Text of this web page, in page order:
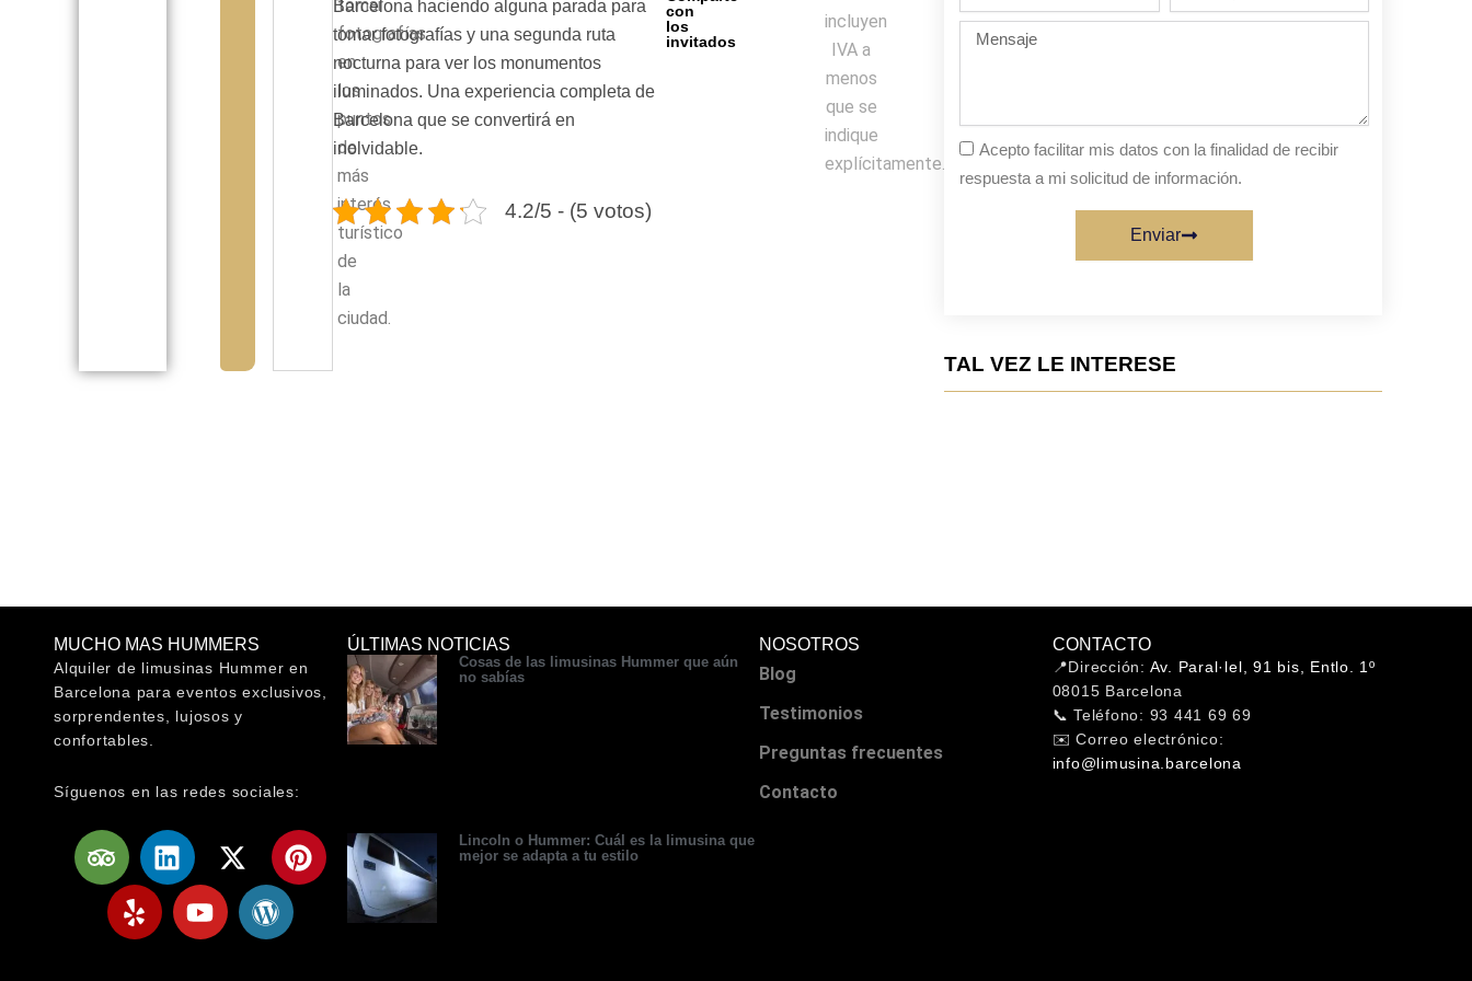
tomar
fotografías
en
los
puntos
de
más
interés
turístico
de
la
ciudad.
Barcelona haciendo alguna parada para
tomar fotografías y una segunda ruta
nocturna para ver los monumentos
iluminados. Una experiencia completa de
Barcelona que se convertirá en
inolvidable.
4.2/5 - (5 votos)
con
los
invitados
incluyen
IVA a
menos
que se
indique
explícitamente.
la
fiesta
personas
Mensaje
Acepto facilitar mis datos con la finalidad de recibir
respuesta a mi solicitud de información.
Enviar
TAL VEZ LE INTERESE
MUCHO MAS HUMMERS
Alquiler de limusinas Hummer en
Barcelona para eventos exclusivos,
sorprendentes, lujosos y
confortables.
Síguenos en las redes sociales:
T
r
p
L
i
n
k
X
-
t
w
P
i
Y
e
l
p
u
t
W
o
r
d
ÚLTIMAS NOTICIAS
Cosas de las limusinas Hummer que aún
no sabías
Lincoln o Hummer: Cuál es la limusina que
mejor se adapta a tu estilo
NOSOTROS
Blog
Testimonios
Preguntas frecuentes
Contacto
CONTACTO
📍Dirección: Av. Paral·lel, 91 bis, Entlo. 1º
08015 Barcelona
📞 Teléfono: 93 441 69 69
✉️ Correo electrónico:
info@limusina.barcelona